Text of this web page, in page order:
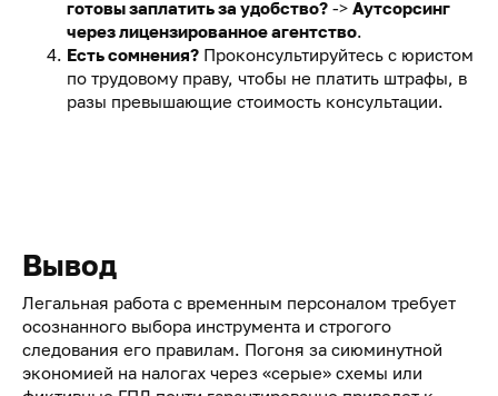
готовы заплатить за удобство? -> Аутсорсинг
через лицензированное агентство.
Есть сомнения? Проконсультируйтесь с юристом
по трудовому праву, чтобы не платить штрафы, в
разы превышающие стоимость консультации.
Вывод
Легальная работа с временным персоналом требует
осознанного выбора инструмента и строгого
следования его правилам. Погоня за сиюминутной
экономией на налогах через «серые» схемы или